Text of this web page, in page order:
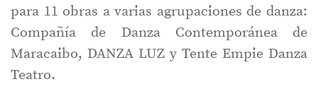
para 11 obras a varias agrupaciones de danza:
Compañía de Danza Contemporánea de
Maracaibo, DANZA LUZ y Tente Empie Danza
Teatro.